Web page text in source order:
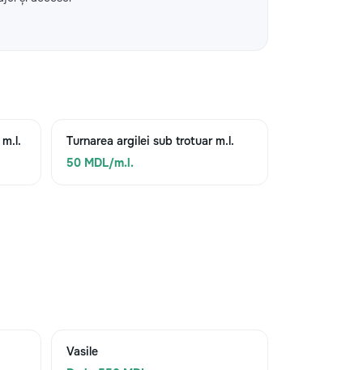
Turnarea argilei sub trotuar m.l.
50 MDL/m.l.
Vasile